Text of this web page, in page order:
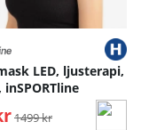
LED, ljusterapi,
inSPORTline
Ordinarie pris:
1499 kr